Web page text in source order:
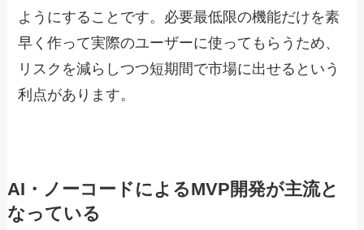
ようにすることです。必要最低限の機能だけを素
早く作って実際のユーザーに使ってもらうため、
リスクを減らしつつ短期間で市場に出せるという
利点があります。
AI・ノーコードによるMVP開発が主流と
なっている